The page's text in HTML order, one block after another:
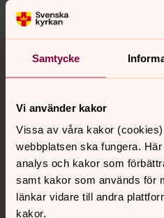
Samtycke
Vi använder kakor
Vissa av våra kakor
webbplatsen ska fungera.
analys och kakor som
samt kakor som används för
länkar vidare till andra
kakor.
Tillbaka till toppen
Tillbaka till innehållet
Kontakt
Kalender